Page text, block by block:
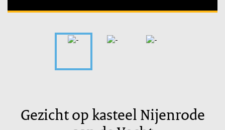
Gezicht op kasteel Nijenrode